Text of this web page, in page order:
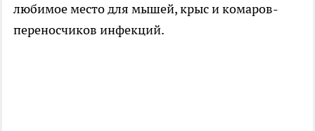
любимое место для мышей, крыс и комаров-
переносчиков инфекций.